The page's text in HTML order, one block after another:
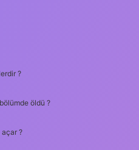
?
öldü ?
açar ?